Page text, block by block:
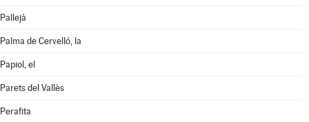
Pallejà
Palma de Cervelló, la
Papiol, el
Parets del Vallès
Perafita